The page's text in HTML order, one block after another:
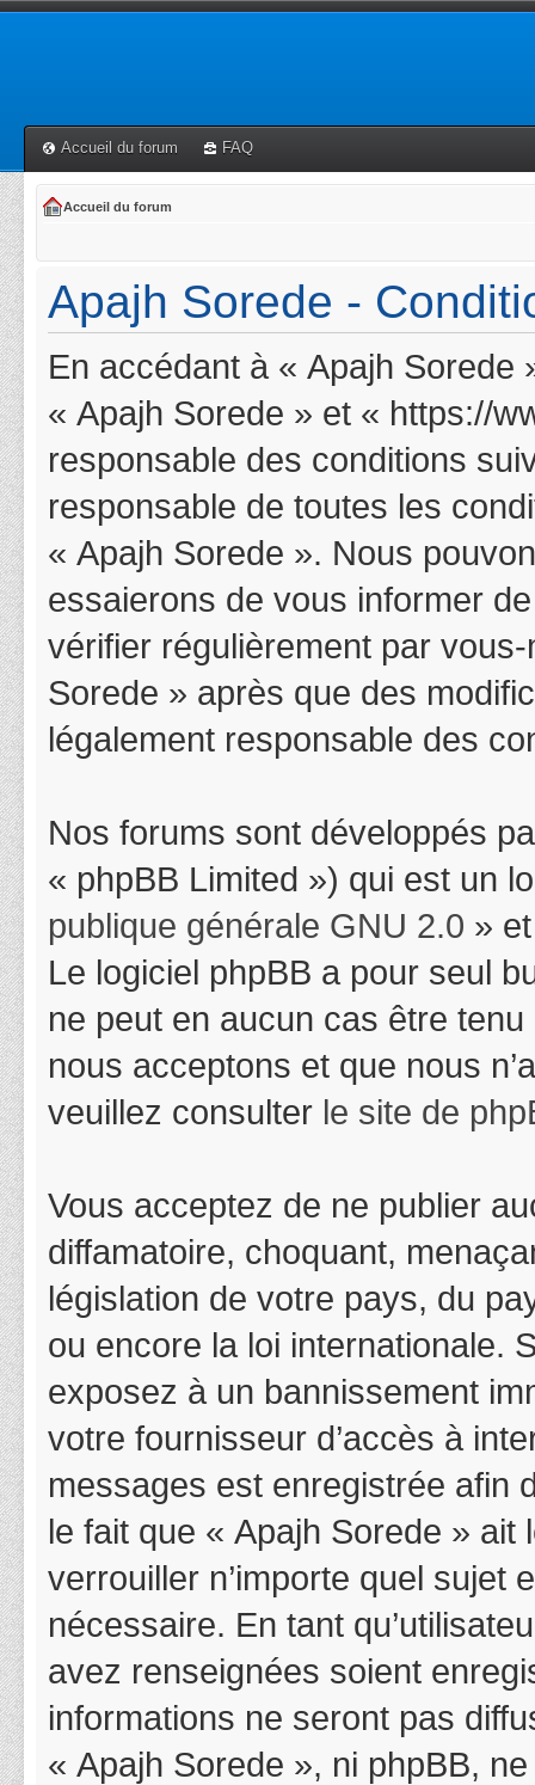
Accueil du forum FAQ
Accueil du forum
Apajh Sorede -
En accédant à « Apajh
« Apajh Sorede » et « https://
responsable des conditions
responsable de toutes les
« Apajh Sorede ». Nous
essaierons de vous informer
vérifier régulièrement par
Sorede » après que des
légalement responsable des
Nos forums sont développés
« phpBB Limited ») qui est un
publique générale GNU 2.0 »
Le logiciel phpBB a pour seul
ne peut en aucun cas être
nous acceptons et que nous
veuillez consulter le site de
Vous acceptez de ne publier
diffamatoire, choquant,
législation de votre pays, du
ou encore la loi internationale.
exposez à un bannissement
votre fournisseur d’accès à
messages est enregistrée afin
le fait que « Apajh Sorede »
verrouiller n’importe quel sujet
nécessaire. En tant
avez renseignées soient
informations ne seront pas
« Apajh Sorede », ni phpBB,